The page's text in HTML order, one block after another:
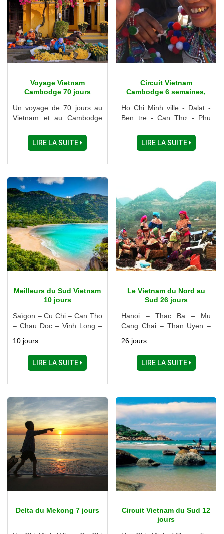
Circuit Vietnam
Cambodge 6 semaines,
Ho Chi Minh ville - Dalat -
Ben tre - Can Thơ - Phu
Hue - Hanoi - Grand Nord
Vietnam - Halong - Baie
LIRE LA SUITE
Voyage Vietnam
Cambodge 70 jours
Un voyage de 70 jours au
Vietnam et au Cambodge
escapade; c'est une
immersion totale dans des
LIRE LA SUITE
Le Vietnam du Nord au
Sud 26 jours
Hanoi – Thac Ba – Mu
Cang Chai – Than Uyen –
Halong – Ninh Binh – Hue –
Danang – Hoi An – Nha
Trang – Ben Tre – My Tho -
Tho – Ho Chi Minh Ville
26 jours
LIRE LA SUITE
Meilleurs du Sud Vietnam
10 jours
Saïgon – Cu Chi – Can Tho
– Chau Doc – Vinh Long –
10 jours
LIRE LA SUITE
Circuit Vietnam du Sud 12
jours
Delta du Mekong 7 jours